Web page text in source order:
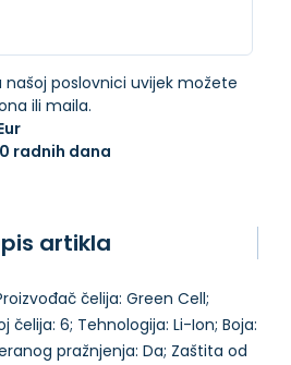
našoj poslovnici uvijek možete
ili maila.
radnih dana
artikla
čelija: Green Cell;
čelija: 6; Tehnologija: Li-Ion; Boja:
pražnjenja: Da; Zaštita od